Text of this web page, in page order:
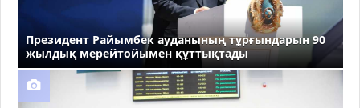
Президент Райымбек ауданының тұрғындарын 90
жылдық мерейтойымен құттықтады